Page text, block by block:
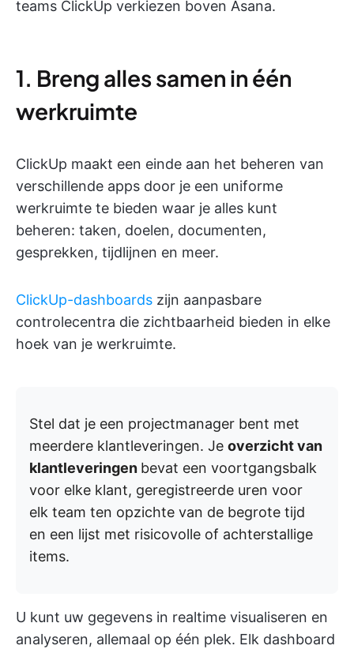
teams ClickUp verkiezen boven Asana.
1. Breng alles samen in één
werkruimte
ClickUp maakt een einde aan het beheren van
verschillende apps door je een uniforme
werkruimte te bieden waar je alles kunt
beheren: taken, doelen, documenten,
gesprekken, tijdlijnen en meer.
ClickUp-dashboards zijn aanpasbare
controlecentra die zichtbaarheid bieden in elke
hoek van je werkruimte.
Stel dat je een projectmanager bent met
meerdere klantleveringen. Je overzicht van
klantleveringen bevat een voortgangsbalk
voor elke klant, geregistreerde uren voor
elk team ten opzichte van de begrote tijd
en een lijst met risicovolle of achterstallige
items.
U kunt uw gegevens in realtime visualiseren en
analyseren, allemaal op één plek. Elk dashboard